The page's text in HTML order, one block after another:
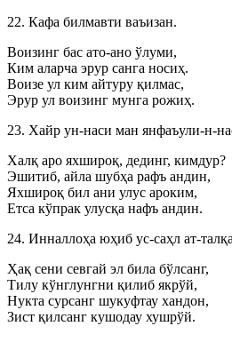
22. Кафа билмавти ваъизан.
Воизинг бас ато-ано ўлуми,
Ким аларча эрур санга носиҳ.
Воизе ул ким айтуру қилмас,
Эрур ул воизинг мунга рожиҳ.
23. Хайр ун-наси ман янфаъули-н-
Халқ аро яхшироқ, дединг, кимдур?
Эшитиб, айла шубҳа рафъ андин,
Яхшироқ бил ани улус ароким,
Етса кўпрак улусқа нафъ андин.
24. Инналлоҳа юҳиб ус-саҳл ат-
Ҳақ сени севгай эл била бўлсанг,
Тилу кўнглунгни қилиб якрўй,
Нукта сурсанг шукуфтау хандон,
Зист қилсанг кушодау хушрўй.